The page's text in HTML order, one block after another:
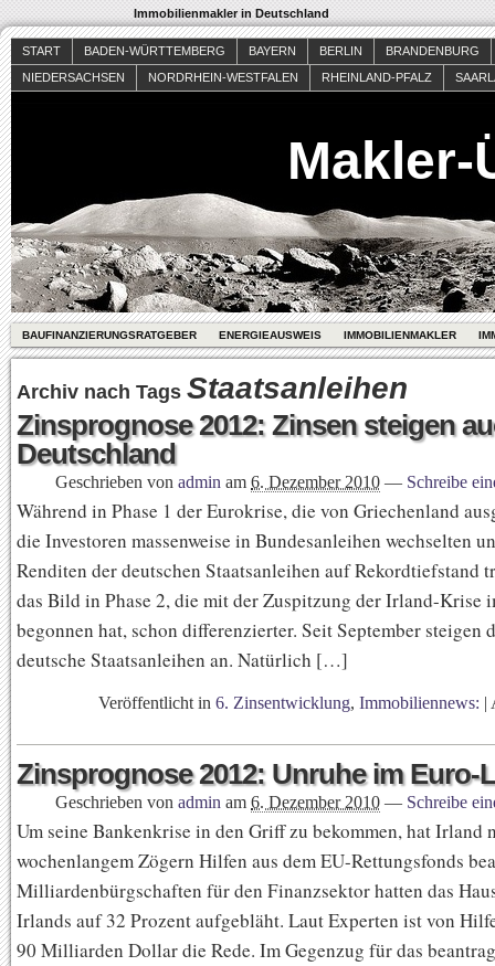
Immobilienmakler in Deutschland
START BADEN-WÜRTTEMBERG BAYERN BERLIN
BRANDENBURG
NIEDERSACHSEN
NORDRHEIN-WESTFALEN RHEINLAND-PFALZ
Makler-
BAUFINANZIERUNGSRATGEBER ENERGIEAUSWEIS IMMOBILIENMAKLER
Archiv nach Tags Staatsanleihen
Zinsprognose 2012: Zinsen steigen
Deutschland
Geschrieben von admin am 6. Dezember 2010 — Schreibe
Während in Phase 1 der Eurokrise, die von Griechenland
die Investoren massenweise in Bundesanleihen wechselten
Renditen der deutschen Staatsanleihen auf Rekordtiefstand
das Bild in Phase 2, die mit der Zuspitzung der Irland-Krise
begonnen hat, schon differenzierter. Seit September steigen
deutsche Staatsanleihen an. Natürlich […]
Veröffentlicht in 6. Zinsentwicklung, Immobiliennews: |
Zinsprognose 2012: Unruhe im Euro-
Geschrieben von admin am 6. Dezember 2010 — Schreibe
Um seine Bankenkrise in den Griff zu bekommen, hat Irland
wochenlangem Zögern Hilfen aus dem EU-Rettungsfonds
Milliardenbürgschaften für den Finanzsektor hatten das
Irlands auf 32 Prozent aufgebläht. Laut Experten ist von
90 Milliarden Dollar die Rede. Im Gegenzug für das